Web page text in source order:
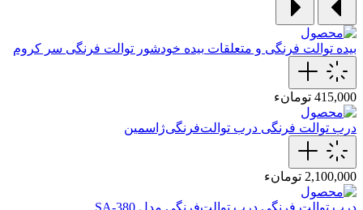
بیده توالت فرنگی و متعلقات بیده خودشور‌ توالت‌ فرنگی سر کروم
415,000 تومانء
درب توالت فرنگی درب توالت‌فرنگی‌ژاسمین
2,100,000 تومانء
درب توالت فرنگی درب توالت‌فرنگی‌ مدل SA-380